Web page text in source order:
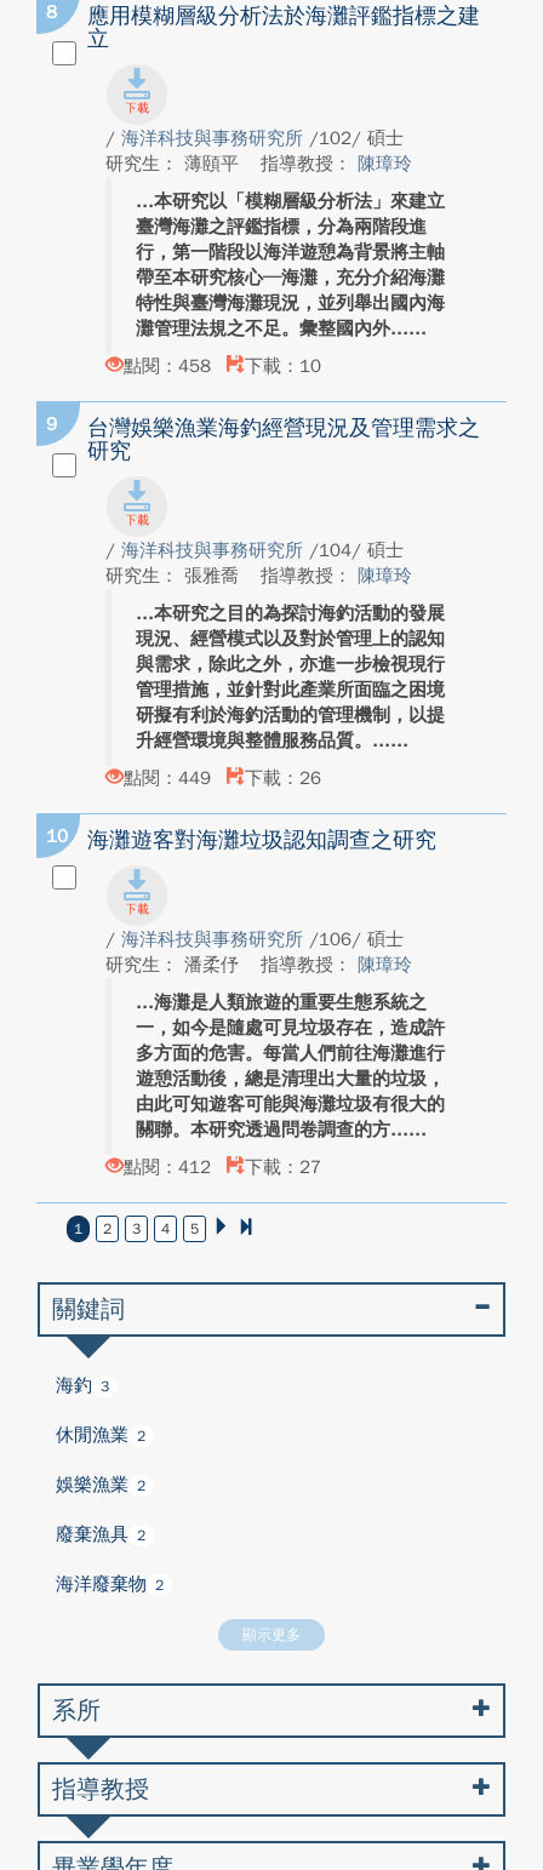
8
應用模糊層級分析法於海灘評鑑指標之建
立
/ 海洋科技與事務研究所 /102/ 碩士
研究生： 薄頤平
指導教授： 陳璋玲
本研究以「模糊層級分析法」來建立
臺灣海灘之評鑑指標，分為兩階段進
行，第一階段以海洋遊憩為背景將主軸
帶至本研究核心─海灘，充分介紹海灘
特性與臺灣海灘現況，並列舉出國內海
灘管理法規之不足。彙整國內外...
點閱：458
下載：10
9
台灣娛樂漁業海釣經營現況及管理需求之
研究
/ 海洋科技與事務研究所 /104/ 碩士
研究生： 張雅喬
指導教授： 陳璋玲
本研究之目的為探討海釣活動的發展
現況、經營模式以及對於管理上的認知
與需求，除此之外，亦進一步檢視現行
管理措施，並針對此產業所面臨之困境
研擬有利於海釣活動的管理機制，以提
升經營環境與整體服務品質。...
點閱：449
下載：26
10 海灘遊客對海灘垃圾認知調查之研究
/ 海洋科技與事務研究所 /106/ 碩士
研究生： 潘柔伃
指導教授： 陳璋玲
海灘是人類旅遊的重要生態系統之
一，如今是隨處可見垃圾存在，造成許
多方面的危害。每當人們前往海灘進行
遊憩活動後，總是清理出大量的垃圾，
由此可知遊客可能與海灘垃圾有很大的
關聯。本研究透過問卷調查的方...
點閱：412
下載：27
1 2 3 4 5
關鍵詞
海釣 3
休閒漁業 2
娛樂漁業 2
廢棄漁具 2
海洋廢棄物 2
顯示更多
系所
指導教授